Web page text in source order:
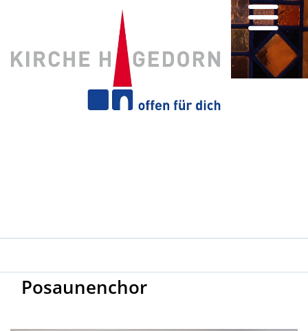
Posaunenchor